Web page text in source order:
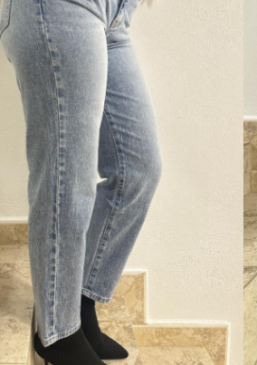
PERFUMES
BISUTERIA
BOLSOS Y MONEDEROS
CALZADO
COMPLEMENTOS
TECNOLOGIA
HOGAR